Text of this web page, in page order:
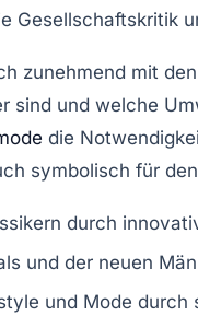
Gesellschaftskritik
zunehmend mit
sind und welche
die
symbolisch für
durch
und der neuen
und Mode durch